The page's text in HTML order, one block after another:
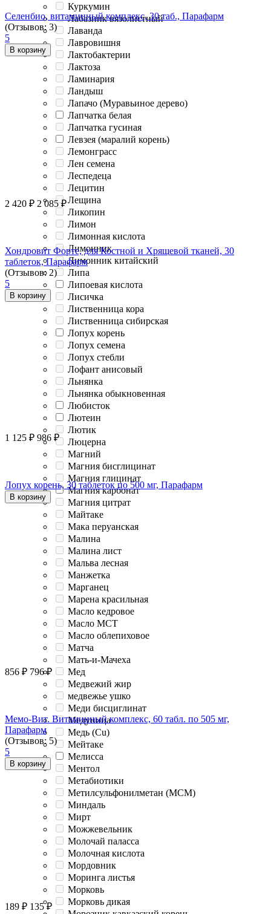
Куркумин
Лабазник вязолистный
Лаванда
Лавровишня
Лактобактерии
Лактоза
Ламинария
Ландыш
Лапачо (Муравьиное дерево)
Лапчатка белая
Лапчатка гусиная
Левзея (маралий корень)
Лемонграсс
Лен семена
Леспедеца
Лецитин
Лещина
Ликопин
Лимон
Лимонная кислота
Лимонник
Лимонник китайский
Липа
Липоевая кислота
Лисичка
Лиственница кора
Лиственница сибирская
Лопух корень
Лопух семена
Лопух стебли
Лофант анисовый
Льнянка
Льнянка обыкновенная
Любисток
Лютеин
Лютик
Люцерна
Магний
Магния бисглицинат
Магния глицинат
Магния карбонат
Магния цитрат
Майтаке
Мака перуанская
Малина
Малина лист
Мальва лесная
Манжетка
Марганец
Марена красильная
Масло кедровое
Масло МСТ
Масло облепиховое
Матча
Мать-и-Мачеха
Мед
Медвежий жир
медвежье ушко
Меди бисциглинат
Медуница
Медь (Cu)
Мейтаке
Мелисса
Ментол
Метабиотики
Метилсульфонилметан (МСМ)
Миндаль
Мирт
Можжевельник
Молочай паласса
Молочная кислота
Мордовник
Моринга листья
Морковь
Морковь дикая
Селенбио, витаминный комплекс, 30 таб., Парафарм
(Отзывов: 3)
5
В корзину
2 420 ₽ 2 085 ₽
Хондровит Форте, для Костной и Хрящевой тканей, 30
таблеток, Парафарм
(Отзывов: 2)
5
В корзину
1 125 ₽ 986 ₽
Лопух корень, 30 таблеток по 500 мг, Парафарм
В корзину
856 ₽ 796 ₽
Мемо-Вит. Витаминный комплекс, 60 табл. по 505 мг,
Парафарм
(Отзывов: 5)
5
В корзину
189 ₽ 135 ₽